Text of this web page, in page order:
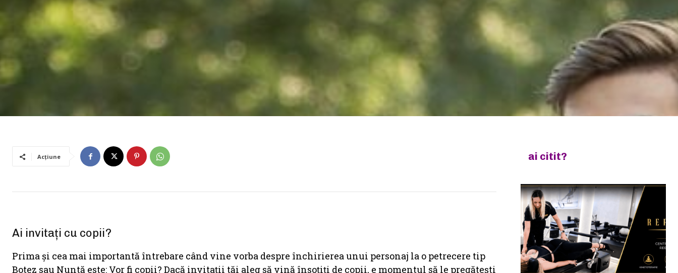
Acțiune
Ai invitați cu copii?
Prima și cea mai importantă întrebare când vine vorba despre închirierea unui personaj la o petrecere tip
Botez sau Nuntă este: Vor fi copii? Dacă invitații tăi aleg să vină însoțiți de copii, e momentul să le pregătești
ai citit?